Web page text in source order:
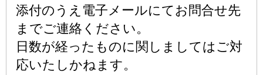
添付のうえ電子メールにてお問合せ先
までご連絡ください。
日数が経ったものに関しましてはご対
応いたしかねます。